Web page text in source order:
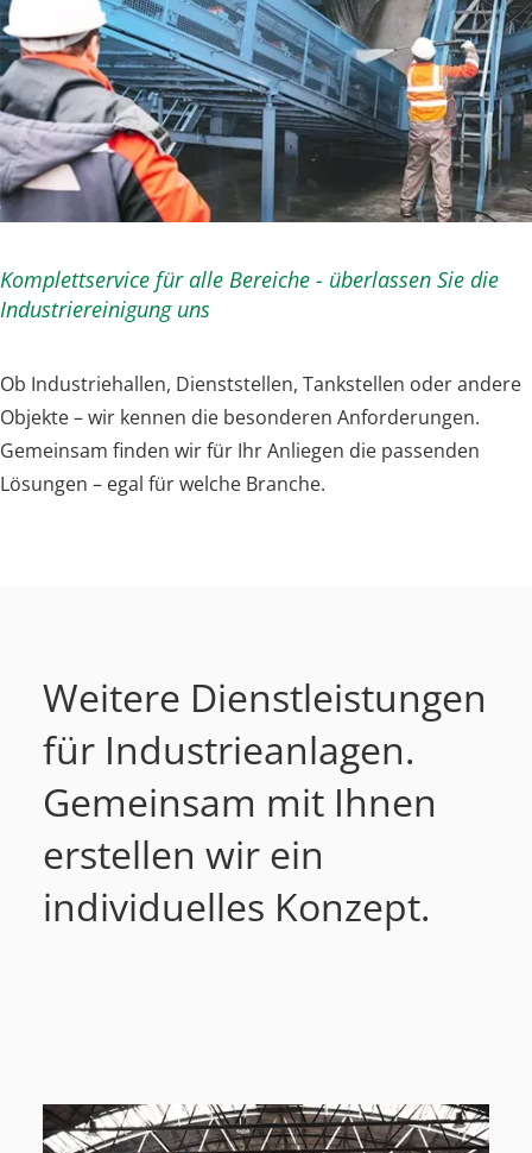
Komplettservice für alle Bereiche - überlassen Sie die
Industriereinigung uns
Ob Industriehallen, Dienststellen, Tankstellen oder andere
Objekte – wir kennen die besonderen Anforderungen.
Gemeinsam finden wir für Ihr Anliegen die passenden
Lösungen – egal für welche Branche.
Weitere Dienstleistungen
für Industrieanlagen.
Gemeinsam mit Ihnen
erstellen wir ein
individuelles Konzept.